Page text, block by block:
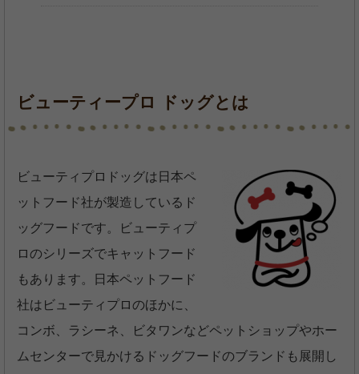
ビューティープロ ドッグとは
ビューティプロドッグは日本ペ
ットフード社が製造しているド
ッグフードです。ビューティプ
ロのシリーズでキャットフード
もあります。日本ペットフード
社はビューティプロのほかに、
コンボ、ラシーネ、ビタワンなどペットショップやホー
ムセンターで見かけるドッグフードのブランドも展開し